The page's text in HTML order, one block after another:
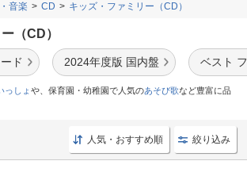
音楽 CD キッズ・ファミリー（CD）
ー（CD）
ド 2024年度版 国内盤 ベスト
っしょ や、保育園・幼稚園で人気のあそび歌など豊富に品
人気・おすすめ順 絞り込み